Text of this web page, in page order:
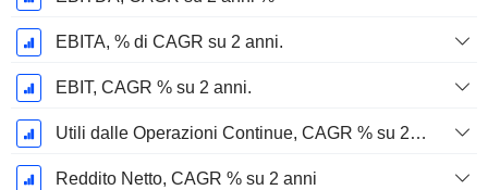
EBITA, % di CAGR su 2 anni.
EBIT, CAGR % su 2 anni.
Utili dalle Operazioni Continue, CAGR % su 2 anni
Reddito Netto, CAGR % su 2 anni